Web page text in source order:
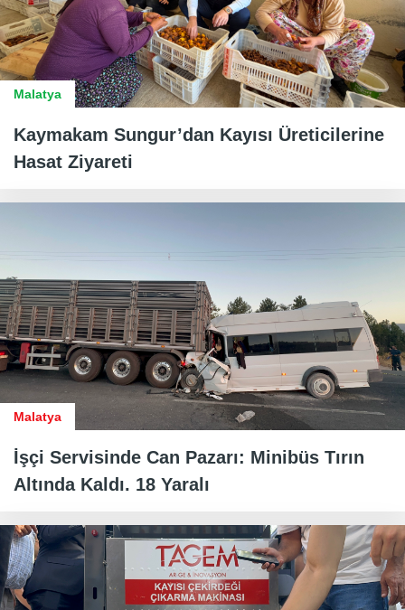
Malatya
Kaymakam Sungur’dan Kayısı Üreticilerine
Hasat Ziyareti
Malatya
İşçi Servisinde Can Pazarı: Minibüs Tırın
Altında Kaldı. 18 Yaralı